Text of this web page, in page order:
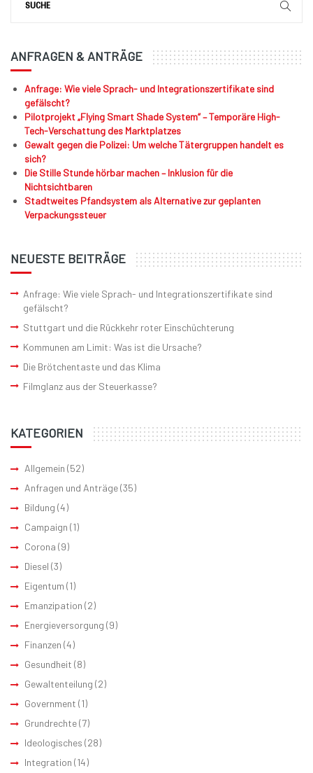
ANFRAGEN & ANTRÄGE
Anfrage: Wie viele Sprach- und Integrationszertifikate sind
gefälscht?
Pilotprojekt „Flying Smart Shade System“ – Temporäre High-
Tech-Verschattung des Marktplatzes
Gewalt gegen die Polizei: Um welche Tätergruppen handelt es
sich?
Die Stille Stunde hörbar machen – Inklusion für die
Nichtsichtbaren
Stadtweites Pfandsystem als Alternative zur geplanten
Verpackungssteuer
NEUESTE BEITRÄGE
Anfrage: Wie viele Sprach- und Integrationszertifikate sind
gefälscht?
Stuttgart und die Rückkehr roter Einschüchterung
Kommunen am Limit: Was ist die Ursache?
Die Brötchentaste und das Klima
Filmglanz aus der Steuerkasse?
KATEGORIEN
Allgemein (52)
Anfragen und Anträge(35)
Bildung (4)
Campaign (1)
Corona (9)
Diesel (3)
Eigentum (1)
Emanzipation (2)
Energieversorgung (9)
Finanzen (4)
Gesundheit (8)
Gewaltenteilung (2)
Government (1)
Grundrechte(7)
Ideologisches (28)
Integration (14)